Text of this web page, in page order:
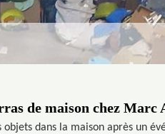
de maison chez Marc
dans la maison après un